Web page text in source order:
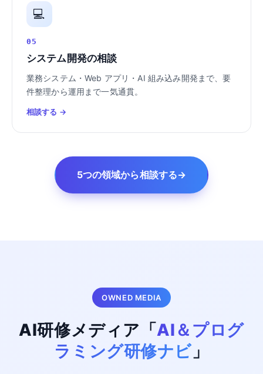
💻
05
システム開発の相談
業務システム・Web アプリ・AI 組み込み開発まで、要
件整理から運用まで一気通貫。
相談する →
5つの領域から相談する→
OWNED MEDIA
AI研修メディア「AI＆プログ
ラミング研修ナビ」